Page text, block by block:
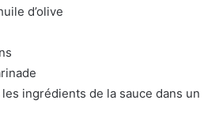
d’olive
ingrédients de la sauce dans un